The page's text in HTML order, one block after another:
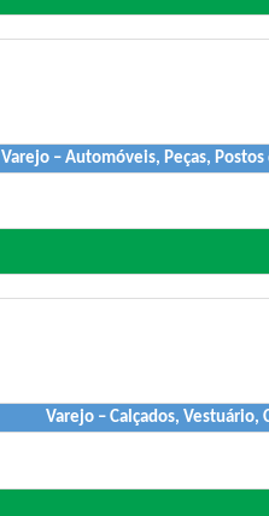
Varejo – Automóveis, Peças,
Varejo – Calçados, Vestuário,